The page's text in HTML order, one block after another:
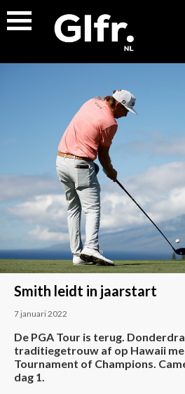
Smith leidt in jaarstart
7 januari 2022
De PGA Tour is terug.
traditiegetrouw af op Hawaii
Tournament of Champions.
dag 1.